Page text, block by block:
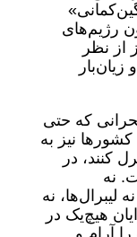
رژیم‌های
از نظر
که حتی
نیز به
کنند، در
نه
لیبرال‌ها، نه
هیچ‌یک در
آرام و